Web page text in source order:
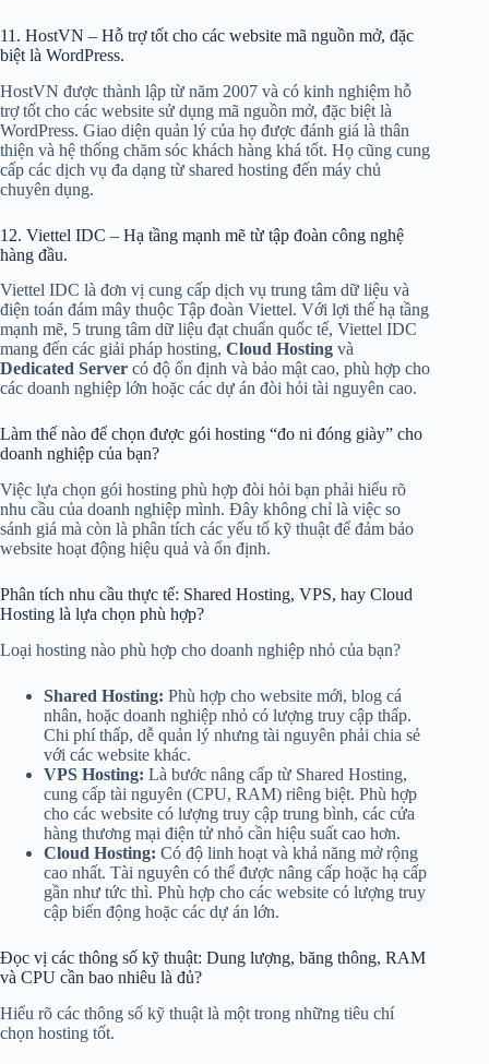
11. HostVN – Hỗ trợ tốt cho các website mã nguồn mở, đặc
biệt là WordPress.
HostVN được thành lập từ năm 2007 và có kinh nghiệm hỗ
trợ tốt cho các website sử dụng mã nguồn mở, đặc biệt là
WordPress. Giao diện quản lý của họ được đánh giá là thân
thiện và hệ thống chăm sóc khách hàng khá tốt. Họ cũng cung
cấp các dịch vụ đa dạng từ shared hosting đến máy chủ
chuyên dụng.
12. Viettel IDC – Hạ tầng mạnh mẽ từ tập đoàn công nghệ
hàng đầu.
Viettel IDC là đơn vị cung cấp dịch vụ trung tâm dữ liệu và
điện toán đám mây thuộc Tập đoàn Viettel. Với lợi thế hạ tầng
mạnh mẽ, 5 trung tâm dữ liệu đạt chuẩn quốc tế, Viettel IDC
mang đến các giải pháp hosting, Cloud Hosting và
Dedicated Server có độ ổn định và bảo mật cao, phù hợp cho
các doanh nghiệp lớn hoặc các dự án đòi hỏi tài nguyên cao.
Làm thế nào để chọn được gói hosting “đo ni đóng giày” cho
doanh nghiệp của bạn?
Việc lựa chọn gói hosting phù hợp đòi hỏi bạn phải hiểu rõ
nhu cầu của doanh nghiệp mình. Đây không chỉ là việc so
sánh giá mà còn là phân tích các yếu tố kỹ thuật để đảm bảo
website hoạt động hiệu quả và ổn định.
Phân tích nhu cầu thực tế: Shared Hosting, VPS, hay Cloud
Hosting là lựa chọn phù hợp?
Loại hosting nào phù hợp cho doanh nghiệp nhỏ của bạn?
Shared Hosting: Phù hợp cho website mới, blog cá
nhân, hoặc doanh nghiệp nhỏ có lượng truy cập thấp.
Chi phí thấp, dễ quản lý nhưng tài nguyên phải chia sẻ
với các website khác.
VPS Hosting: Là bước nâng cấp từ Shared Hosting,
cung cấp tài nguyên (CPU, RAM) riêng biệt. Phù hợp
cho các website có lượng truy cập trung bình, các cửa
hàng thương mại điện tử nhỏ cần hiệu suất cao hơn.
Cloud Hosting: Có độ linh hoạt và khả năng mở rộng
cao nhất. Tài nguyên có thể được nâng cấp hoặc hạ cấp
gần như tức thì. Phù hợp cho các website có lượng truy
cập biến động hoặc các dự án lớn.
Đọc vị các thông số kỹ thuật: Dung lượng, băng thông, RAM
và CPU cần bao nhiêu là đủ?
Hiểu rõ các thông số kỹ thuật là một trong những tiêu chí
chọn hosting tốt.